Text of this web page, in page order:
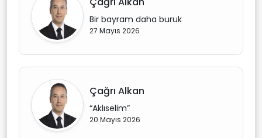
Bir bayram daha buruk
27 Mayıs 2026
Çağrı Alkan
“Aklıselim”
20 Mayıs 2026